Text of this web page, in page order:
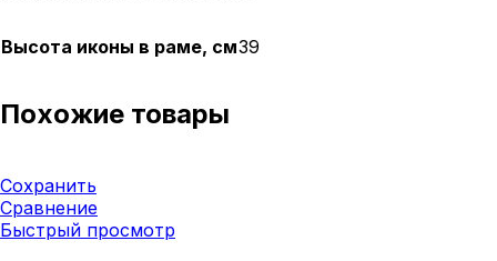
Высота иконы в раме, см39
Похожие товары
Сохранить
Сравнение
Быстрый просмотр